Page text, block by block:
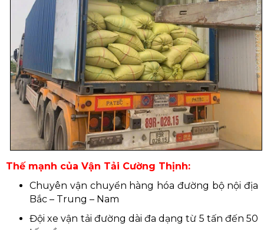
Thế mạnh của Vận Tải Cường Thịnh:
Chuyên vận chuyển hàng hóa đường bộ nội địa
Bắc – Trung – Nam
Đội xe vận tải đường dài đa dạng từ 5 tấn đến 50